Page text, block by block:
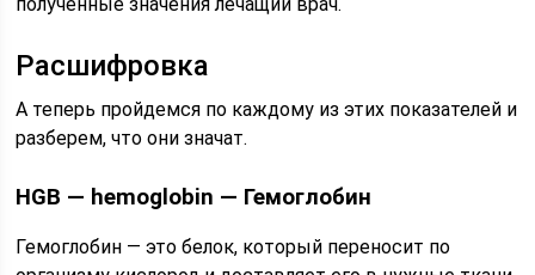
Расшифровка
А теперь пройдемся по каждому из этих показателей и
разберем, что они значат.
HGB — hemoglobin — Гемоглобин
Гемоглобин — это белок, который переносит по